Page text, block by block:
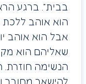
בבית”. ברגע
הוא אוהב ללכת
אבל הוא אוהב
שאליהם הוא
הנשימה חוזרת.